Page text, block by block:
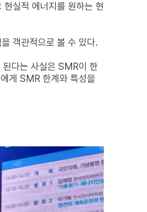
실적 에너지를 원하는 현
객관적으로 볼 수 있다.
다는 사실은 SMR이 한
게 SMR 한계와 특성을